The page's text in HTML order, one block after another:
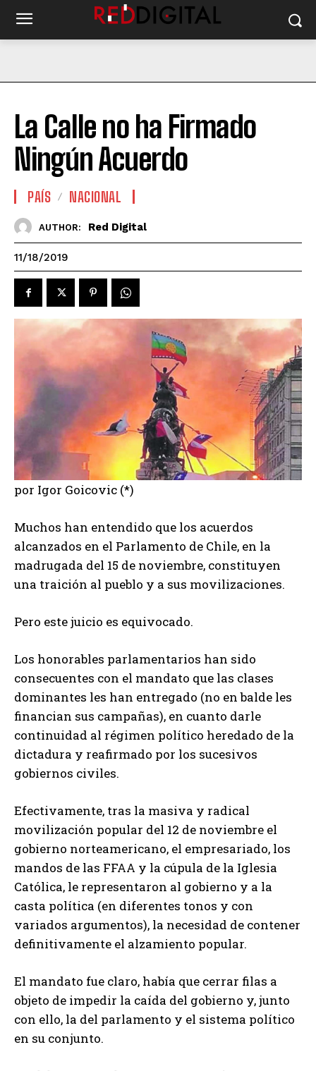
La Calle no ha Firmado
Ningún Acuerdo
PAÍS NACIONAL
AUTHOR: Red Digital
11/18/2019
por Igor Goicovic (*)
Muchos han entendido que los acuerdos
alcanzados en el Parlamento de Chile, en la
madrugada del 15 de noviembre, constituyen
una traición al pueblo y a sus movilizaciones.
Pero este juicio es equivocado.
Los honorables parlamentarios han sido
consecuentes con el mandato que las clases
dominantes les han entregado (no en balde les
financian sus campañas), en cuanto darle
continuidad al régimen político heredado de la
dictadura y reafirmado por los sucesivos
gobiernos civiles.
Efectivamente, tras la masiva y radical
movilización popular del 12 de noviembre el
gobierno norteamericano, el empresariado, los
mandos de las FFAA y la cúpula de la Iglesia
Católica, le representaron al gobierno y a la
casta política (en diferentes tonos y con
variados argumentos), la necesidad de contener
definitivamente el alzamiento popular.
El mandato fue claro, había que cerrar filas a
objeto de impedir la caída del gobierno y, junto
con ello, la del parlamento y el sistema político
en su conjunto.